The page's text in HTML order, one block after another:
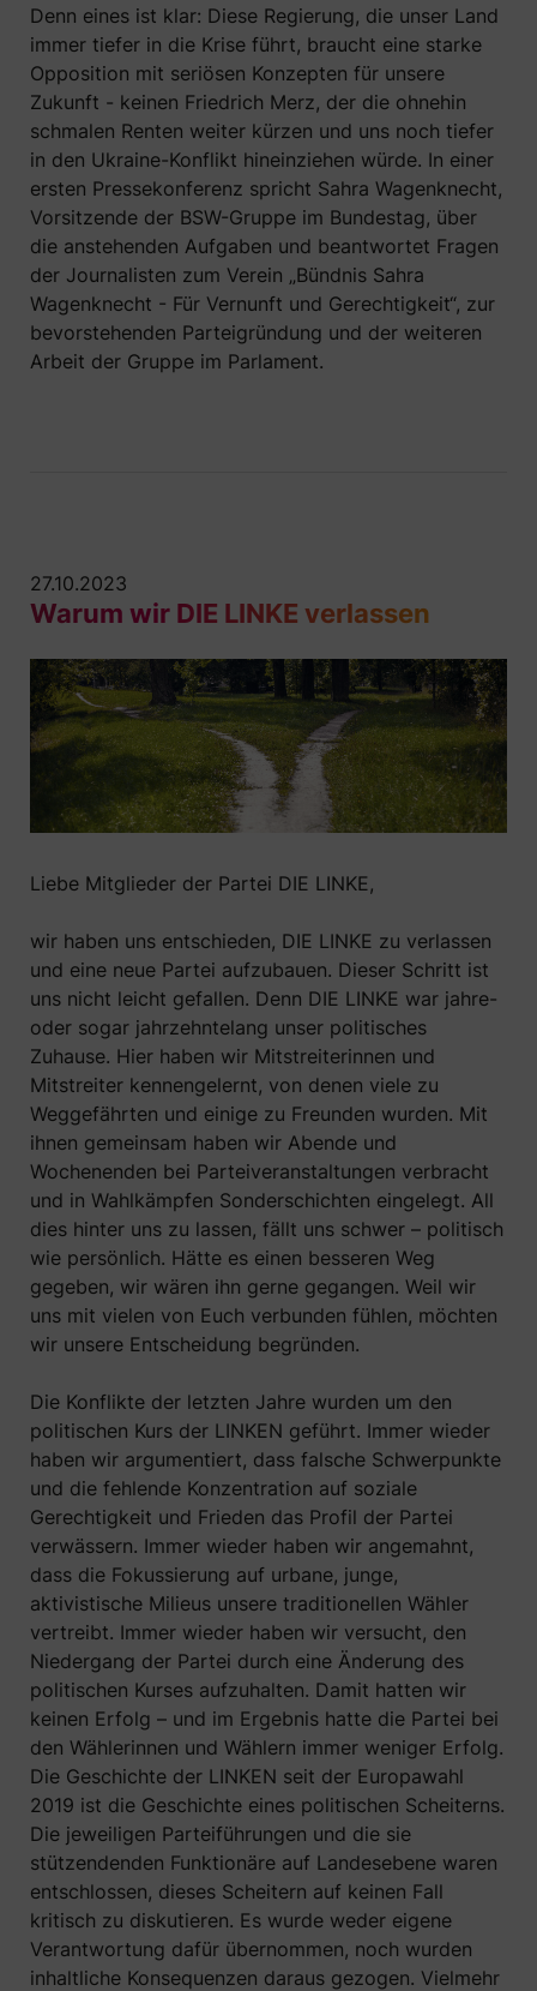
Denn eines ist klar: Diese Regierung, die unser Land
immer tiefer in die Krise führt, braucht eine starke
Opposition mit seriösen Konzepten für unsere
Zukunft - keinen Friedrich Merz, der die ohnehin
schmalen Renten weiter kürzen und uns noch tiefer
in den Ukraine-Konflikt hineinziehen würde. In einer
ersten Pressekonferenz spricht Sahra Wagenknecht,
Vorsitzende der BSW-Gruppe im Bundestag, über
die anstehenden Aufgaben und beantwortet Fragen
der Journalisten zum Verein „Bündnis Sahra
Wagenknecht - Für Vernunft und Gerechtigkeit“, zur
bevorstehenden Parteigründung und der weiteren
Arbeit der Gruppe im Parlament.
27.10.2023
Warum wir DIE LINKE verlassen
Liebe Mitglieder der Partei DIE LINKE,
wir haben uns entschieden, DIE LINKE zu verlassen
und eine neue Partei aufzubauen. Dieser Schritt ist
uns nicht leicht gefallen. Denn DIE LINKE war jahre-
oder sogar jahrzehntelang unser politisches
Zuhause. Hier haben wir Mitstreiterinnen und
Mitstreiter kennengelernt, von denen viele zu
Weggefährten und einige zu Freunden wurden. Mit
ihnen gemeinsam haben wir Abende und
Wochenenden bei Parteiveranstaltungen verbracht
und in Wahlkämpfen Sonderschichten eingelegt. All
dies hinter uns zu lassen, fällt uns schwer – politisch
wie persönlich. Hätte es einen besseren Weg
gegeben, wir wären ihn gerne gegangen. Weil wir
uns mit vielen von Euch verbunden fühlen, möchten
wir unsere Entscheidung begründen.
Die Konflikte der letzten Jahre wurden um den
politischen Kurs der LINKEN geführt. Immer wieder
haben wir argumentiert, dass falsche Schwerpunkte
und die fehlende Konzentration auf soziale
Gerechtigkeit und Frieden das Profil der Partei
verwässern. Immer wieder haben wir angemahnt,
dass die Fokussierung auf urbane, junge,
aktivistische Milieus unsere traditionellen Wähler
vertreibt. Immer wieder haben wir versucht, den
Niedergang der Partei durch eine Änderung des
politischen Kurses aufzuhalten. Damit hatten wir
keinen Erfolg – und im Ergebnis hatte die Partei bei
den Wählerinnen und Wählern immer weniger Erfolg.
Die Geschichte der LINKEN seit der Europawahl
2019 ist die Geschichte eines politischen Scheiterns.
Die jeweiligen Parteiführungen und die sie
stützendenden Funktionäre auf Landesebene waren
entschlossen, dieses Scheitern auf keinen Fall
kritisch zu diskutieren. Es wurde weder eigene
Verantwortung dafür übernommen, noch wurden
inhaltliche Konsequenzen daraus gezogen. Vielmehr